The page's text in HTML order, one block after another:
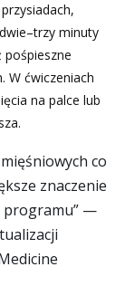
minuty
pośpieszne
W ćwiczeniach
na palce lub
co
znaczenie
programu” —